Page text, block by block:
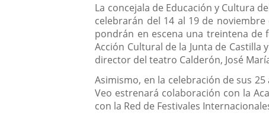
La concejala de Educación y Cultura
celebrarán del 14 al 19 de
pondrán en escena una treintena de
Acción Cultural de la Junta de Castilla
director del teatro Calderón, José
Asimismo, en la celebración de sus
Veo estrenará colaboración con la
con la Red de Festivales